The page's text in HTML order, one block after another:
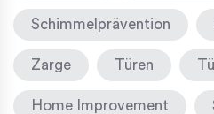
Schimmelprävention
Zarge Türen
Home Improvement